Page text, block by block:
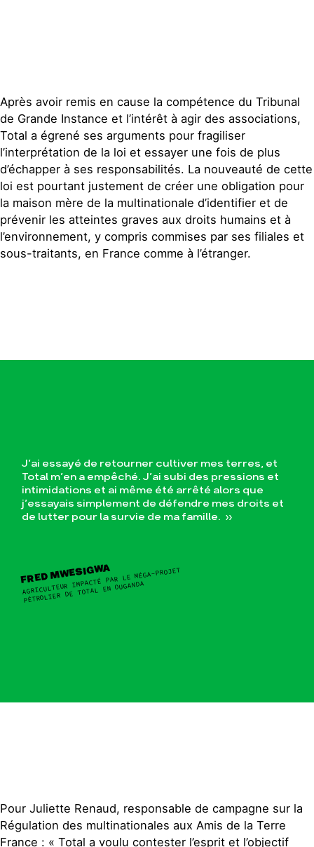
Après avoir remis en cause la compétence du Tribunal
de Grande Instance et l’intérêt à agir des associations,
Total a égrené ses arguments pour fragiliser
l’interprétation de la loi et essayer une fois de plus
d’échapper à ses responsabilités. La nouveauté de cette
loi est pourtant justement de créer une obligation pour
la maison mère de la multinationale d’identifier et de
prévenir les atteintes graves aux droits humains et à
l’environnement, y compris commises par ses filiales et
sous-traitants, en France comme à l’étranger.
J’ai essayé de retourner cultiver mes terres, et
Total m’en a empêché. J’ai subi des pressions et
intimidations et ai même été arrêté alors que
j’essayais simplement de défendre mes droits et
de lutter pour la survie de ma famille. »
FRED MWESIGWA
AGRICULTEUR IMPACTÉ PAR LE MÉGA-PROJET
PÉTROLIER DE TOTAL EN OUGANDA
Pour Juliette Renaud, responsable de campagne sur la
Régulation des multinationales aux Amis de la Terre
France : « Total a voulu contester l’esprit et l’objectif